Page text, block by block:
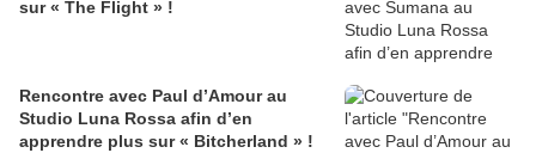
sur « The Flight » !
Rencontre avec Paul d’Amour au
Studio Luna Rossa afin d’en
apprendre plus sur « Bitcherland » !